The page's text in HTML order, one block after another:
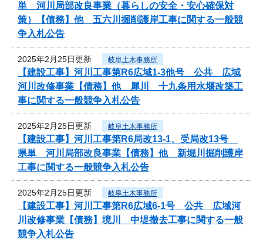
単 河川局部改良事業（暮らしの安全・安心確保対
策）【債務】他 五六川掘削護岸工事に関する一般競
争入札公告
2025年2月25日更新 岐阜土木事務所
【建設工事】河川工事第R6広域1-3他号 公共 広域
河川改修事業【債務】他 犀川 十九条用水堰改築工
事に関する一般競争入札公告
2025年2月25日更新 岐阜土木事務所
【建設工事】河川工事第R6局改13-1、受局改13号
県単 河川局部改良事業【債務】他 新堀川掘削護岸
工事に関する一般競争入札公告
2025年2月25日更新 岐阜土木事務所
【建設工事】河川工事第R6広域6-1号 公共 広域河
川改修事業【債務】境川 中堤撤去工事に関する一般
競争入札公告